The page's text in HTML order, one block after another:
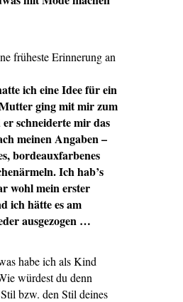
früheste Erinnerung an
ich eine Idee für ein
ging mit mir zum
schneiderte mir das
meinen Angaben –
bordeauxfarbenes
Ich hab’s
wohl mein erster
hätte es am
ausgezogen …
habe ich als Kind
würdest du denn
bzw. den Stil deines